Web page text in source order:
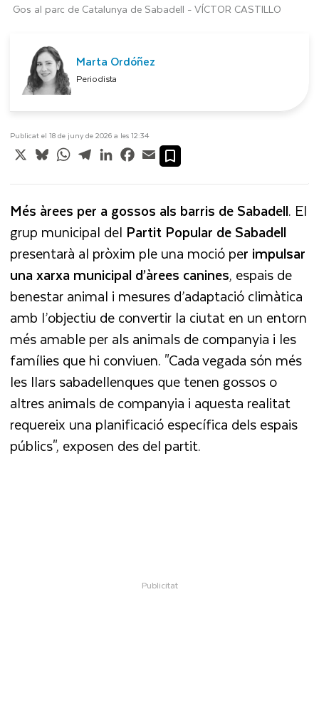
Gos al parc de Catalunya de Sabadell -VÍCTOR CASTILLO
Marta Ordóñez
Periodista
Publicat el 18 de juny de 2026 a les 12:34
X BlueskyWhatsApp
TelegramLinkedInFacebook
Email
Més àrees per a gossos als barris de Sabadell. El
grup municipal del Partit Popular de Sabadell
presentarà al pròxim ple una moció per impulsar
una xarxa municipal d’àrees canines, espais de
benestar animal i mesures d’adaptació climàtica
amb l’objectiu de convertir la ciutat en un entorn
més amable per als animals de companyia i les
famílies que hi conviuen. "Cada vegada són més
les llars sabadellenques que tenen gossos o
altres animals de companyia i aquesta realitat
requereix una planificació específica dels espais
públics", exposen des del partit.